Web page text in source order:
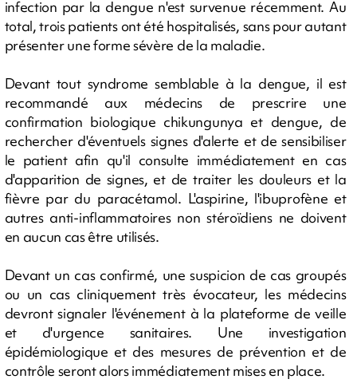
infection par la dengue n'est survenue récemment. Au
total, trois patients ont été hospitalisés, sans pour autant
présenter une forme sévère de la maladie.
Devant tout syndrome semblable à la dengue, il est
recommandé aux médecins de prescrire une
confirmation biologique chikungunya et dengue, de
rechercher d'éventuels signes d'alerte et de sensibiliser
le patient afin qu'il consulte immédiatement en cas
d'apparition de signes, et de traiter les douleurs et la
fièvre par du paracétamol. L'aspirine, l'ibuprofène et
autres anti-inflammatoires non stéroïdiens ne doivent
en aucun cas être utilisés.
Devant un cas confirmé, une suspicion de cas groupés
ou un cas cliniquement très évocateur, les médecins
devront signaler l'événement à la plateforme de veille
et d'urgence sanitaires. Une investigation
épidémiologique et des mesures de prévention et de
contrôle seront alors immédiatement mises en place.